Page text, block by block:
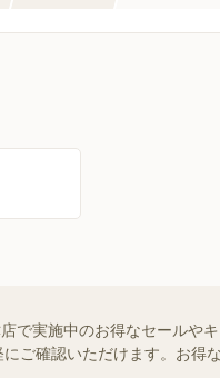
で実施中のお得なセールや
ご確認いただけます。お得